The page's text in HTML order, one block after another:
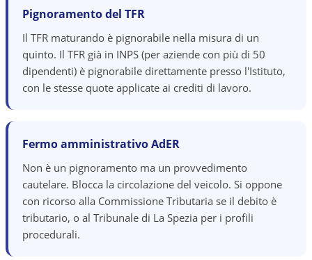
Pignoramento del TFR
Il TFR maturando è pignorabile nella misura di un
quinto. Il TFR già in INPS (per aziende con più di 50
dipendenti) è pignorabile direttamente presso l'Istituto,
con le stesse quote applicate ai crediti di lavoro.
Fermo amministrativo AdER
Non è un pignoramento ma un provvedimento
cautelare. Blocca la circolazione del veicolo. Si oppone
con ricorso alla Commissione Tributaria se il debito è
tributario, o al Tribunale di La Spezia per i profili
procedurali.